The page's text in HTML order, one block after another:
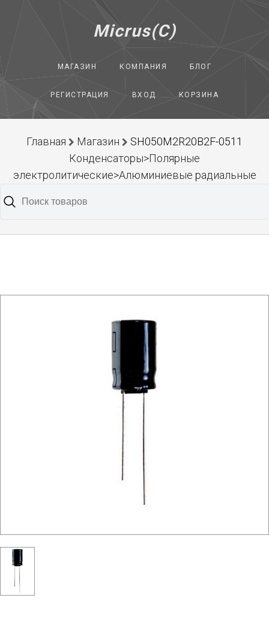
Micrus(C)
МАГАЗИН КОМПАНИЯ БЛОГ
РЕГИСТРАЦИЯ ВХОД КОРЗИНА
Главная Магазин
SH050M2R20B2F-0511
Конденсаторы>Полярные
электролитические>Алюминиевые радиальные